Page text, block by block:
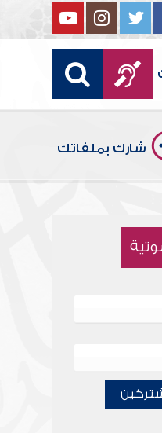
شارك بملفاتك